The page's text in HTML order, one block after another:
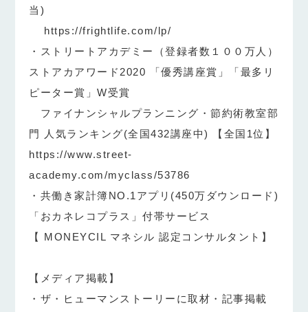
当)
https://frightlife.com/lp/
・ストリートアカデミー（登録者数１００万人）
ストアカアワード2020 「優秀講座賞」「最多リ
ピーター賞」W受賞
ファイナンシャルプランニング・節約術教室部
門 人気ランキング(全国432講座中) 【全国1位】
https://www.street-
academy.com/myclass/53786
・共働き家計簿NO.1アプリ(450万ダウンロード)
「おカネレコプラス」付帯サービス
【 MONEYCIL マネシル 認定コンサルタント】
【メディア掲載】
・ザ・ヒューマンストーリーに取材・記事掲載